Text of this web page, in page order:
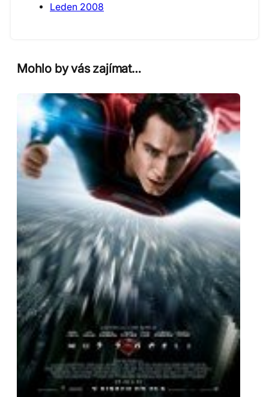
Leden 2008
Mohlo by vás zajímat…